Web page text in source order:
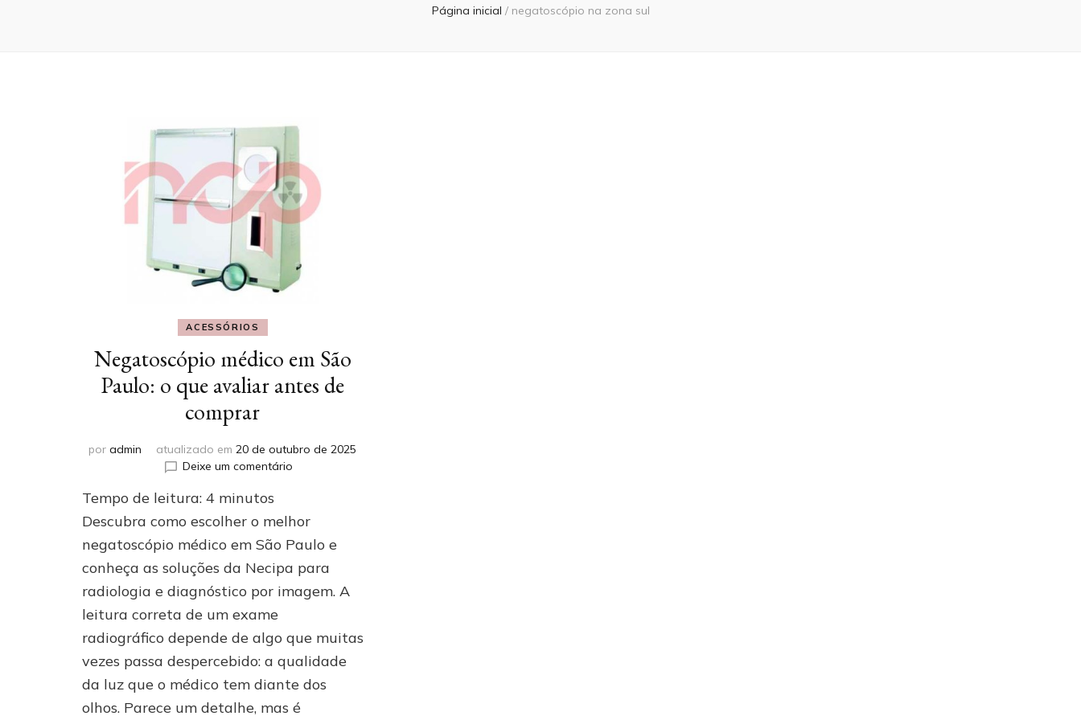
Página inicial / negatoscópio na zona sul
ACESSÓRIOS
Negatoscópio médico em São
Paulo: o que avaliar antes de
comprar
poradmin atualizado em20 de outubro de 2025
Deixe um comentárioem
em
Paulo:
o
avaliar
de
Tempo de leitura: 4 minutos
Descubra como escolher o melhor
negatoscópio médico em São Paulo e
conheça as soluções da Necipa para
radiologia e diagnóstico por imagem. A
leitura correta de um exame
radiográfico depende de algo que muitas
vezes passa despercebido: a qualidade
da luz que o médico tem diante dos
olhos. Parece um detalhe, mas é